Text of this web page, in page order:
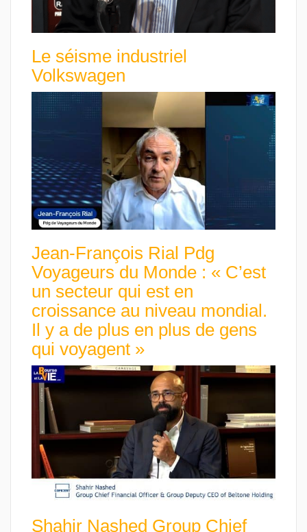
Le séisme industriel
Volkswagen
Jean-François Rial Pdg
Voyageurs du Monde : « C’est
un secteur qui est en
croissance au niveau mondial.
Il y a de plus en plus de gens
qui voyagent »
Shahir Nashed Group Chief